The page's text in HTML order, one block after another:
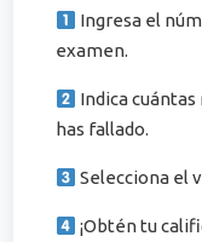
Ingresa el
examen.
Indica
has fallado.
Selecciona el
¡Obtén tu